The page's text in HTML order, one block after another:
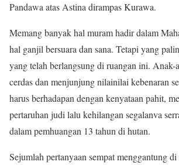
Pandawa atas Astina dirampas Kurawa.
Memang banyak hal muram hadir dalam
hal ganjil bersuara dan sana. Tetapi yang
yang telah berlangsung di ruangan ini. Anak-
cerdas dan menjunjung nilainilai kebenaran
harus berhadapan dengan kenyataan pahit,
pertaruhan judi lalu kehilangan segalanva
dalam pemhuangan 13 tahun di hutan.
Sejumlah pertanyaan sempat menggantung